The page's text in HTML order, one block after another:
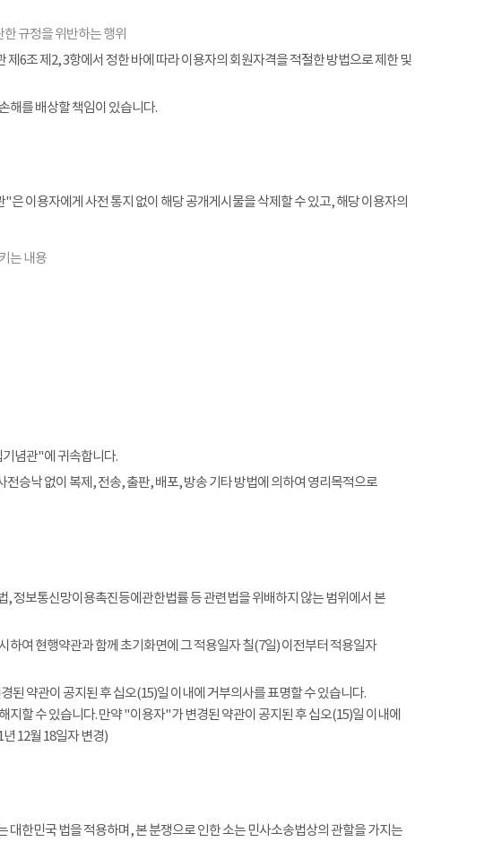
규정을 위반하는 행위
6조 제2, 3항에서 정한 바에 따라 이용자의 회원자격을 적절한 방법으로 제한 및
해를 배상할 책임이 있습니다.
이용자에게 사전 통지 없이 해당 공개게시물을 삭제할 수 있고, 해당 이용자의
는 내용
념관"에 귀속합니다.
승낙 없이 복제, 전송, 출판, 배포, 방송 기타 방법에 의하여 영리목적으로
보통신망이용촉진등에관한법률 등 관련법을 위배하지 않는 범위에서 본
여 현행약관과 함께 초기화면에 그 적용일자 칠(7일) 이전부터 적용일자
약관이 공지된 후 십오(15)일 이내에 거부의사를 표명할 수 있습니다.
할 수 있습니다. 만약 "이용자"가 변경된 약관이 공지된 후 십오(15)일 이내에
12월 18일자 변경)
한민국 법을 적용하며, 본 분쟁으로 인한 소는 민사소송법상의 관할을 가지는